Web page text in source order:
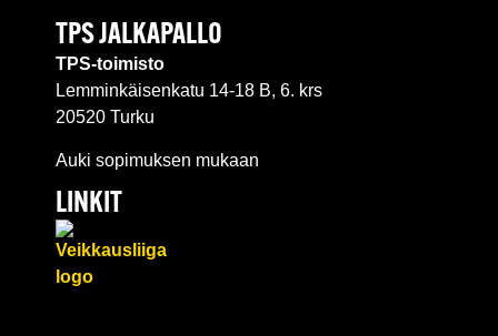
TPS JALKAPALLO
TPS-toimisto
Lemminkäisenkatu 14-18 B, 6. krs
20520 Turku
Auki sopimuksen mukaan
LINKIT